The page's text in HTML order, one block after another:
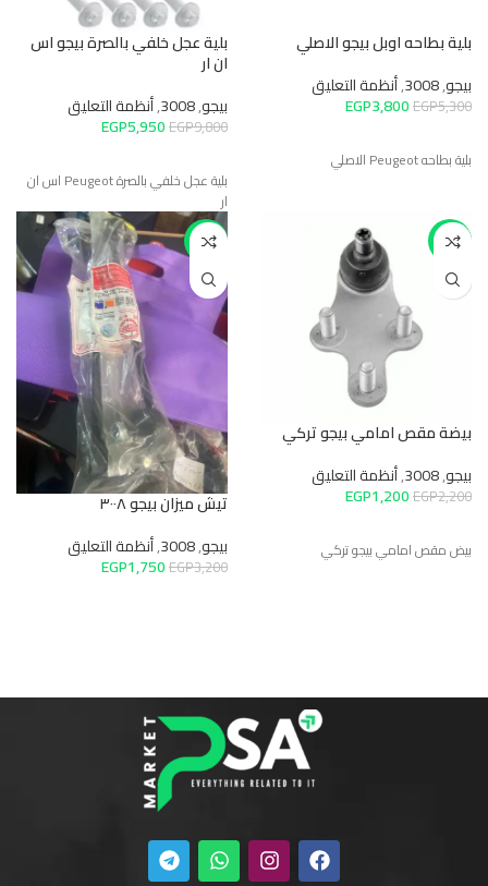
بلية بطاحه اوبل بيجو الاصلي
بيجو,
3008
,أنظمة التعليق
EGP5,300
EGP3,800
بلية بطاحه Peugeot الاصلي
بلية عجل خلفي بالصرة بيجو اس
ان ار
بيجو,
3008
,أنظمة التعليق
EGP9,800
EGP5,950
بلية عجل خلفي بالصرة Peugeot اس ان
ار
-45%
بيضة مقص امامي بيجو تركي
بيجو,
3008
,أنظمة التعليق
EGP2,200
EGP1,200
بيض مقص امامي بيجو تركي
-45%
تيش ميزان بيجو ٣٠٠٨
بيجو,
3008
,أنظمة التعليق
EGP3,200
EGP1,750